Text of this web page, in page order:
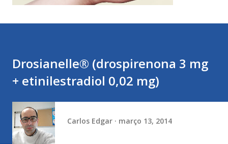
Drosianelle® (drospirenona 3 mg
+ etinilestradiol 0,02 mg)
Carlos Edgar março 13, 2014